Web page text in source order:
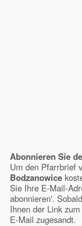
Abonnieren Sie
Um den Pfarrbrief
Bodzanowice
Sie Ihre E-Mail-
abonnieren'.
Ihnen der Link
E-Mail zugesandt.